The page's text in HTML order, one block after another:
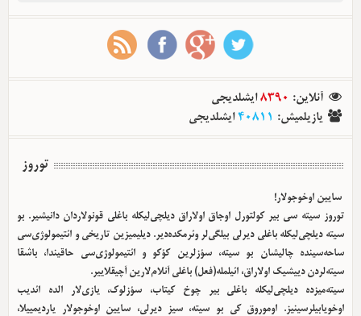
آنلاین:
8390ایشلدیجی
یازیلمیش:
40811ایشلدیجی
توروز
سایین اوخوجولار!
توروز سیته سی بیر کولتورل اوجاق اولا‌راق دیلچی‌لیکله باغلی قونولاردان دانیشیر. بو
سیته دیلچی‌لیکله باغلی دیرلی بیلگی‌لر وئرمکده‌دیر. دیلیمیزین تاریخی و ائتیمولوژی‌سی
ساحه‌سینده چالیشان بو سیته، سؤزلرین کؤکو و ائتیمولوژی‌سی حاقیندا، باشقا
سیته‌لردن دییشیک اولا‌راق، ائیلمله(فعل) باغلی آنلام‌لارین آچیقلاییر.
سیته‌میزده دیلچی‌لیکله باغلی بیر چوخ کیتاب، سؤزلوک، یازی‌لار الده ائدیب
اوخویابیلرسینیز. اوموروق کی بو سیته، سیز دیرلی، سایین اوخوجولار یاردیمییلا،